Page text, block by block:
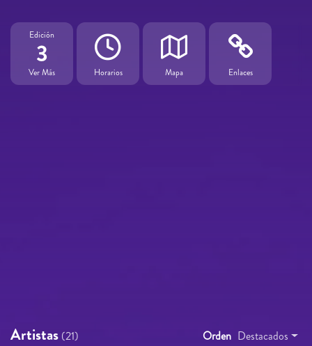
Edición
3
Ver Más Horarios Mapa Enlaces
Artistas (21) Orden Destacados